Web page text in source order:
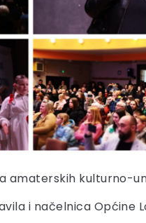
amaterskih kulturno-
i načelnica Općine